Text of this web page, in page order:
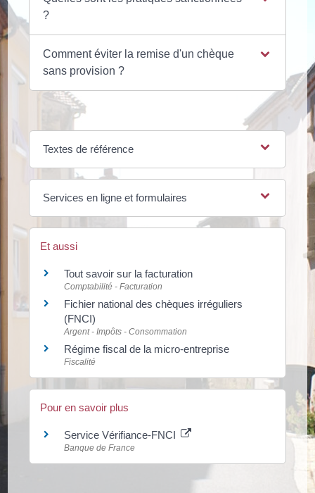
?
Comment éviter la remise d'un chèque
sans provision ?
Textes de référence
Services en ligne et formulaires
Et aussi
Tout savoir sur la facturation
Comptabilité - Facturation
Fichier national des chèques irréguliers
(FNCI)
Argent - Impôts - Consommation
Régime fiscal de la micro-entreprise
Fiscalité
Pour en savoir plus
Service Vérifiance-FNCI
Banque de France